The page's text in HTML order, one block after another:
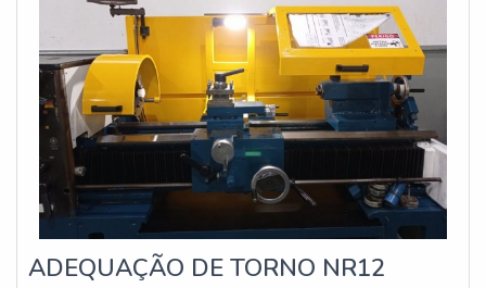
ADEQUAÇÃO DE TORNO NR12